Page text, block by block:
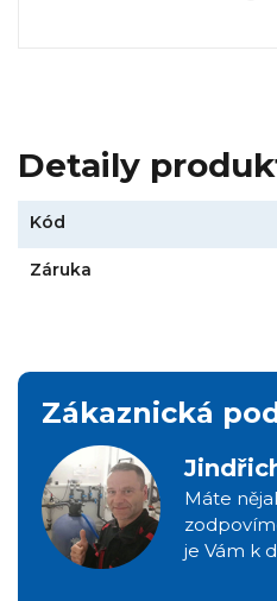
Detaily
Kód
Záruka
Zákaznická
Máte
je Vám k